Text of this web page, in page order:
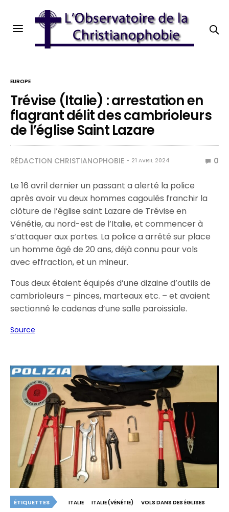
EUROPE
Trévise (Italie) : arrestation en
flagrant délit des cambrioleurs
de l’église Saint Lazare
RÉDACTION CHRISTIANOPHOBIE 21 AVRIL 2024 0
Le 16 avril dernier un passant a alerté la police
après avoir vu deux hommes cagoulés franchir la
clôture de l’église saint Lazare de Trévise en
Vénétie, au nord-est de l’Italie, et commencer à
s’attaquer aux portes. La police a arrêté sur place
un homme âgé de 20 ans, déjà connu pour vols
avec effraction, et un mineur.
Tous deux étaient équipés d’une dizaine d’outils de
cambrioleurs – pinces, marteaux etc. – et avaient
sectionné le cadenas d’une salle paroissiale.
Source
ÉTIQUETTES ITALIE ITALIE (VÉNÉTIE)
VOLS DANS DES ÉGLISES